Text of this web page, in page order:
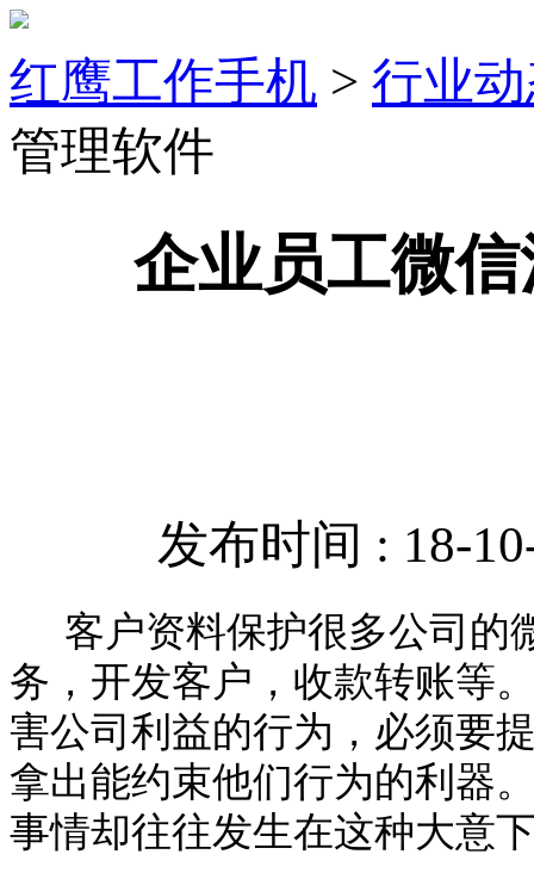
红鹰工作手机 > 行业
管理软件
企业员工微
发布时间 : 18-
客户资料保护很多公司的
务，开发客户，收款转账等
害公司利益的行为，必须要
拿出能约束他们行为的利器
事情却往往发生在这种大意